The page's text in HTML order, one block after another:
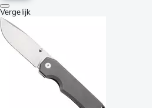
Vergelijk